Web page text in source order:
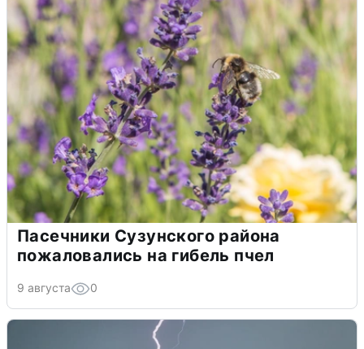
Пасечники Сузунского района
пожаловались на гибель пчел
9 августа 0